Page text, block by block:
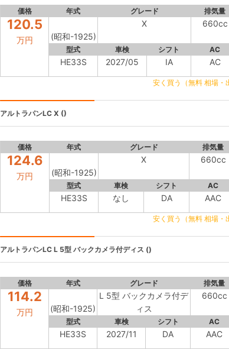
価格 年式 グレード 排気量
120.5
万円 (昭和-1925)
X 660cc
型式 車検 シフト AC
HE33S 2027/05 IA AC
安く買う（無料 相場・
アルトラパンLC X ()
価格 年式 グレード 排気量
124.6
万円 (昭和-1925)
X 660cc
型式 車検 シフト AC
HE33S なし DA AAC
安く買う（無料 相場・
アルトラパンLC L 5型 バックカメラ付ディス ()
価格 年式 グレード 排気量
114.2
万円 (昭和-1925)
L 5型 バックカメラ付デ
ィス
660cc
型式 車検 シフト AC
HE33S 2027/11 DA AAC